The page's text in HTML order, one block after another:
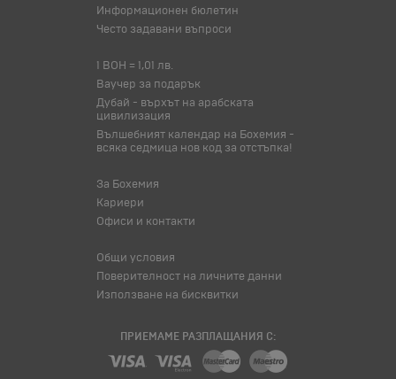
Информационен бюлетин
Често задавани въпроси
1 BOH = 1,01 лв.
Ваучер за подарък
Дубай - върхът на арабската
цивилизация
Вълшебният календар на Бохемия -
всяка седмица нов код за отстъпка!
За Бохемия
Кариери
Офиси и контакти
Общи условия
Поверителност на личните данни
Използване на бисквитки
ПРИЕМАМЕ РАЗПЛАЩАНИЯ С: